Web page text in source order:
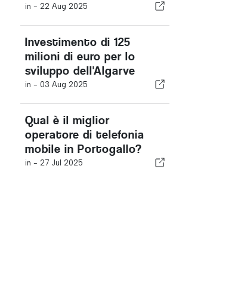
in - 22 Aug 2025
Investimento di 125
milioni di euro per lo
sviluppo dell'Algarve
in - 03 Aug 2025
Qual è il miglior
operatore di telefonia
mobile in Portogallo?
in - 27 Jul 2025